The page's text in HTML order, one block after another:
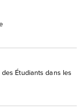
Étudiants dans les